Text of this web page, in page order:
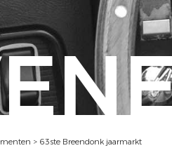
> 63ste Breendonk jaarmarkt